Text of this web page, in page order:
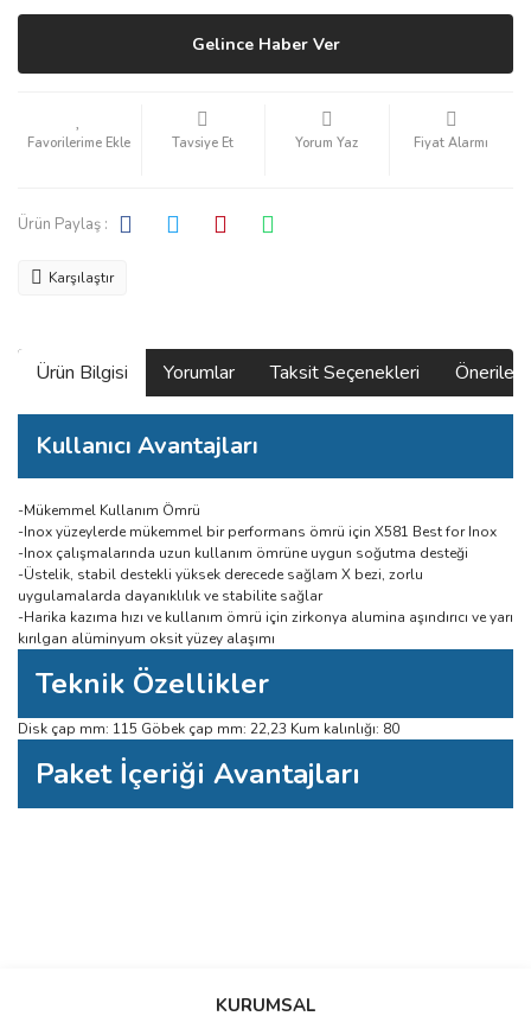
Gelince Haber Ver
Tavsiye Et Yorum Yaz Fiyat Alarmı
Ürün Paylaş :
Karşılaştır
Ürün Bilgisi Yorumlar Taksit Seçenekleri
Kullanıcı Avantajları
-Mükemmel Kullanım Ömrü
-Inox yüzeylerde mükemmel bir performans ömrü için X581 Best for Inox
-Inox çalışmalarında uzun kullanım ömrüne uygun soğutma desteği
-Üstelik, stabil destekli yüksek derecede sağlam X bezi, zorlu
uygulamalarda dayanıklılık ve stabilite sağlar
-Harika kazıma hızı ve kullanım ömrü için zirkonya alumina aşındırıcı ve yarı
kırılgan alüminyum oksit yüzey alaşımı
Teknik Özellikler
Disk çap mm: 115 Göbek çap mm: 22,23 Kum kalınlığı: 80
Paket İçeriği Avantajları
Görüş ve önerileriniz için teşekkür ederiz.
KURUMSAL